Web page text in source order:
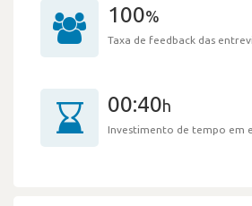
100%
Taxa de feedback das
00:40h
Investimento de tempo em